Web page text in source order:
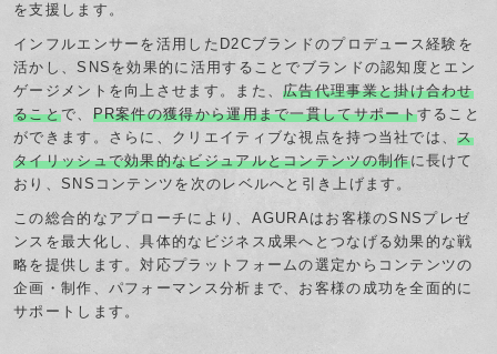
を支援します。
インフルエンサーを活用したD2Cブランドのプロデュース経験を
活かし、SNSを効果的に活用することでブランドの認知度とエン
ゲージメントを向上させます。また、広告代理事業と掛け合わせ
ることで、 PR案件の獲得から運用まで一貫してサポートすること
ができます。さらに、クリエイティブな視点を持つ当社では、ス
タイリッシュで効果的なビジュアルとコンテンツの制作に長けて
おり、SNSコンテンツを次のレベルへと引き上げます。
この総合的なアプローチにより、AGURAはお客様のSNSプレゼ
ンスを最大化し、具体的なビジネス成果へとつなげる効果的な戦
略を提供します。対応プラットフォームの選定からコンテンツの
企画・制作、パフォーマンス分析まで、お客様の成功を全面的に
サポートします。